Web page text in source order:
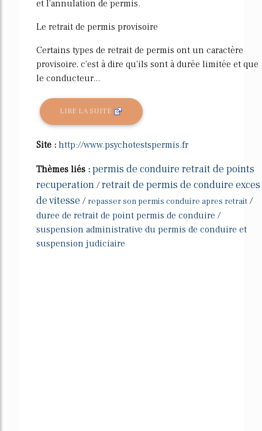
et l'annulation de permis.
Le retrait de permis provisoire
Certains types de retrait de permis ont un caractère
provisoire, c'est à dire qu'ils sont à durée limitée et que
le conducteur...
LIRE LA SUITE
Site : http://www.psychotestspermis.fr
Thèmes liés : permis de conduire retrait de points
recuperation /retrait de permis de conduire exces
de vitesse / repasser son permis conduire apres retrait /
duree de retrait de point permis de conduire /
suspension administrative du permis de conduire et
suspension judiciaire